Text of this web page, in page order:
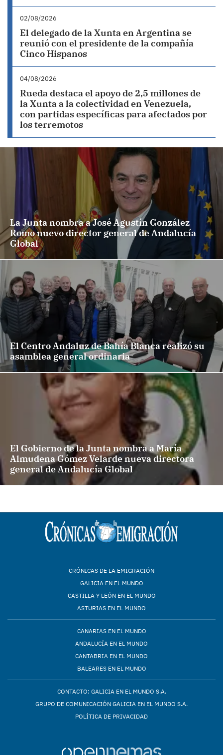
02/08/2026
El delegado de la Xunta en Argentina se
reunió con el presidente de la compañía
Cinco Hispanos
04/08/2026
Rueda destaca el apoyo de 2,5 millones de
la Xunta a la colectividad en Venezuela,
con partidas específicas para afectados por
los terremotos
La Junta nombra a José Agustín González
Romo nuevo director general de Andalucía
Global
El Centro Andaluz de Bahía Blanca realizó su
asamblea general ordinaria
El Gobierno de la Junta nombra a María
Almudena Gómez Velarde nueva directora
general de Andalucía Global
CRÓNICAS DE LA EMIGRACIÓN
GALICIA EN EL MUNDO
CASTILLA Y LEÓN EN EL MUNDO
ASTURIAS EN EL MUNDO
CANARIAS EN EL MUNDO
ANDALUCÍA EN EL MUNDO
CANTABRIA EN EL MUNDO
BALEARES EN EL MUNDO
CONTACTO: GALICIA EN EL MUNDO S.A.
GRUPO DE COMUNICACIÓN GALICIA EN EL MUNDO S.A.
POLÍTICA DE PRIVACIDAD